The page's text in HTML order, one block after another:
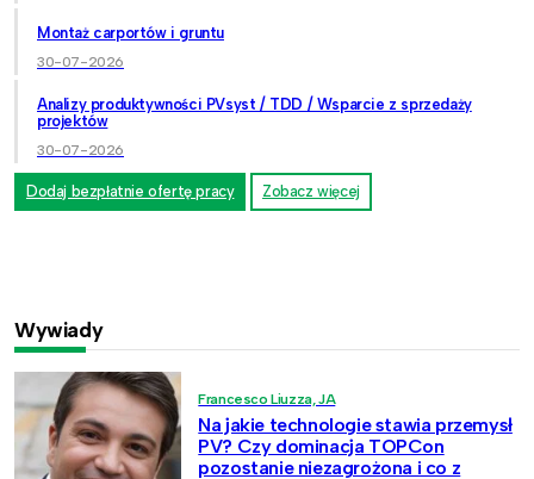
Montaż carportów i gruntu
30-07-2026
Analizy produktywności PVsyst / TDD / Wsparcie z sprzedaży
projektów
30-07-2026
Dodaj bezpłatnie ofertę pracy Zobacz więcej
Wywiady
Francesco Liuzza, JA
Na jakie technologie stawia przemysł
PV? Czy dominacja TOPCon
pozostanie niezagrożona i co z